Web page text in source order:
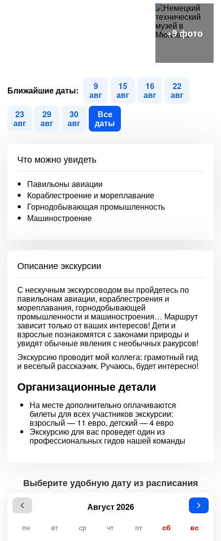
Ближайшие даты: 9
авг
15
авг
16
авг
22
авг
23
авг
29
авг
30
авг
Все
даты
Что можно увидеть
Павильоны авиации
Кораблестроение и мореплавание
Горнодобывающая промышленность
Машиностроение
Описание экскурсии
С нескучным экскурсоводом вы пройдетесь по
павильонам авиации, кораблестроения и
мореплавания, горнодобывающей
промышленности и машиностроения… Маршрут
зависит только от ваших интересов! Дети и
взрослые познакомятся с законами природы и
увидят обычные явления с необычных ракурсов!
Экскурсию проводит мой коллега: грамотный гид
и веселый рассказчик. Ручаюсь, будет интересно!
Организационные детали
На месте дополнительно оплачиваются
билеты для всех участников экскурсии:
взрослый — 11 евро, детский — 4 евро
Экскурсию для вас проведет один из
профессиональных гидов нашей команды
Выберите удобную дату из расписания
Август 2026
пн вт ср чт пт сб вс